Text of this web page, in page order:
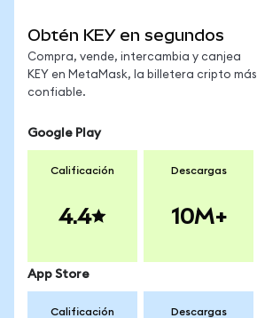
Obtén KEY en segundos
Compra, vende, intercambia y canjea
KEY en MetaMask, la billetera cripto más
confiable.
Google Play
Calificación
4.4
Descargas
10M+
App Store
Calificación Descargas